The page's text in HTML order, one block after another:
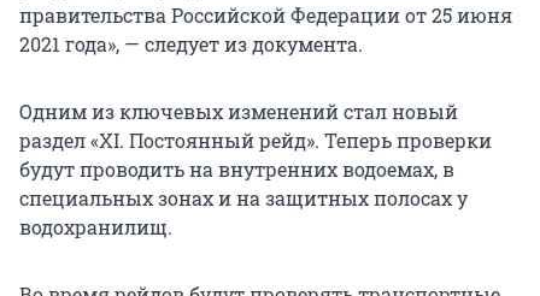
правительства Российской Федерации от 25 июня
2021 года», — следует из документа.
Одним из ключевых изменений стал новый
раздел «XI. Постоянный рейд». Теперь проверки
будут проводить на внутренних водоемах, в
специальных зонах и на защитных полосах у
водохранилищ.